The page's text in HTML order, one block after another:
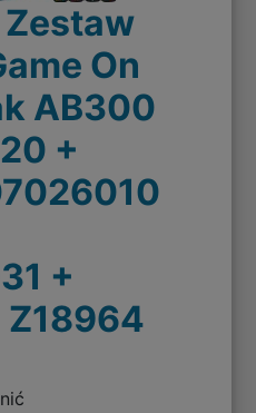
On
AB300
+
+
Z18964